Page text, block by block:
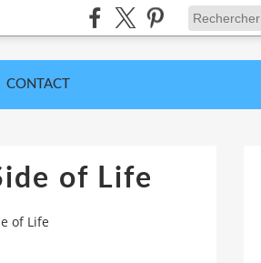
CONTACT
of Life
of Life